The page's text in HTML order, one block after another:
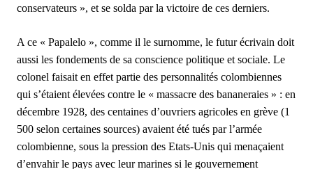
conservateurs », et se solda par la victoire de ces derniers.
A ce « Papalelo », comme il le surnomme, le futur écrivain doit
aussi les fondements de sa conscience politique et sociale. Le
colonel faisait en effet partie des personnalités colombiennes
qui s’étaient élevées contre le « massacre des bananeraies » : en
décembre 1928, des centaines d’ouvriers agricoles en grève (1
500 selon certaines sources) avaient été tués par l’armée
colombienne, sous la pression des Etats-Unis qui menaçaient
d’envahir le pays avec leur marines si le gouvernement